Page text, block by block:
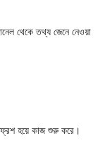
থেকে তথ্য জেনে নেওয়া
হয়ে কাজ শুরু করে।